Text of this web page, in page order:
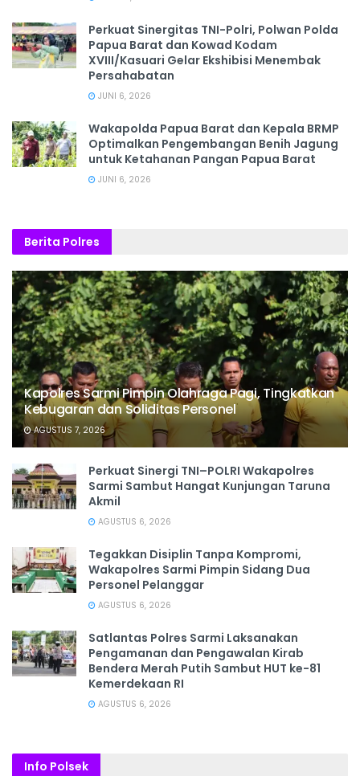
‎Perkuat Sinergitas TNI-Polri, Polwan Polda
Papua Barat dan Kowad Kodam
XVIII/Kasuari Gelar Ekshibisi Menembak
Persahabatan
JUNI 6, 2026
Wakapolda Papua Barat dan Kepala BRMP
Optimalkan Pengembangan Benih Jagung
untuk Ketahanan Pangan Papua Barat
JUNI 6, 2026
Berita Polres
Kapolres Sarmi Pimpin Olahraga Pagi, Tingkatkan
Kebugaran dan Soliditas Personel
AGUSTUS 7, 2026
Perkuat Sinergi TNI–POLRI Wakapolres
Sarmi Sambut Hangat Kunjungan Taruna
Akmil
AGUSTUS 6, 2026
Tegakkan Disiplin Tanpa Kompromi,
Wakapolres Sarmi Pimpin Sidang Dua
Personel Pelanggar
AGUSTUS 6, 2026
Satlantas Polres Sarmi Laksanakan
Pengamanan dan Pengawalan Kirab
Bendera Merah Putih Sambut HUT ke-81
Kemerdekaan RI
AGUSTUS 6, 2026
Info Polsek